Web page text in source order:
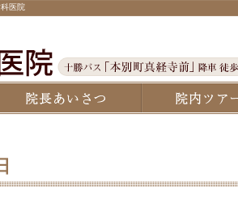
医院